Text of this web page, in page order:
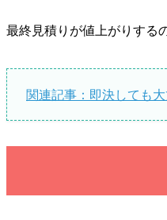
最終見積りが値上がりする
関連記事：即決しても